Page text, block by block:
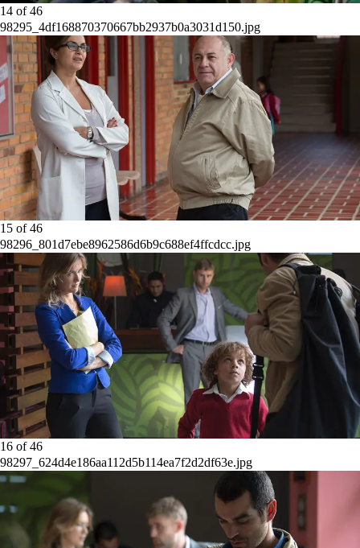
14 of46
98295_4df168870370667bb2937b0a3031d150.jpg
15 of46
98296_801d7ebe8962586d6b9c688ef4ffcdcc.jpg
16 of46
98297_624d4e186aa112d5b114ea7f2d2df63e.jpg